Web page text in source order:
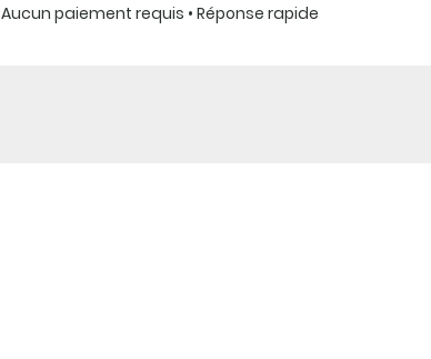
Aucun paiement requis • Réponse rapide